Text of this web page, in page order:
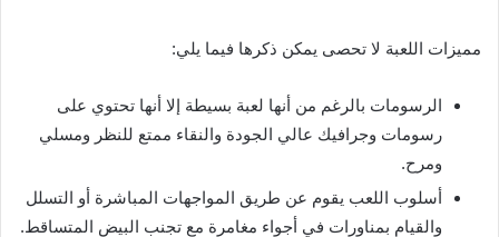
مميزات اللعبة لا تحصى يمكن ذكرها فيما يلي:
الرسومات بالرغم من أنها لعبة بسيطة إلا أنها تحتوي على
رسومات وجرافيك عالي الجودة والنقاء ممتع للنظر ومسلي
ومرح.
أسلوب اللعب يقوم عن طريق المواجهات المباشرة أو التسلل
والقيام بمناورات في أجواء مغامرة مع تجنب البيض المتساقط.